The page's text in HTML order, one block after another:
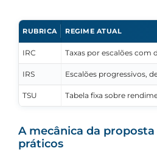
RUBRICA REGIME ATUAL
IRC Taxas por escalões com
IRS Escalões progressivos,
TSU Tabela fixa sobre
A mecânica da
práticos